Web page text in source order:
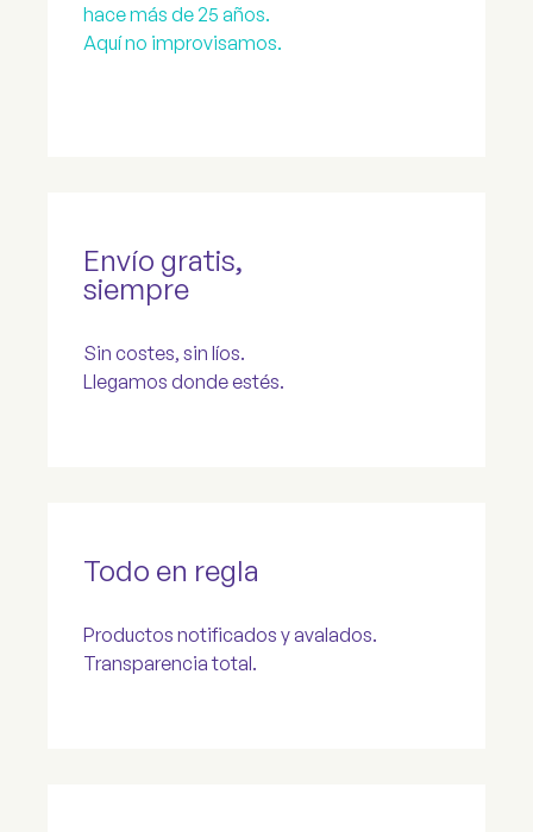
hace más de 25 años.
Aquí no improvisamos.
Envío gratis,
siempre
Sin costes, sin líos.
Llegamos donde estés.
Todo en regla
Productos notificados y avalados.
Transparencia total.